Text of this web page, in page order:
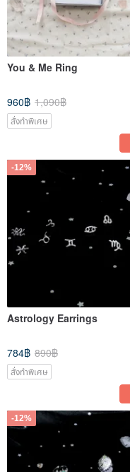
You & Me Ring
960฿ 1,090฿
สั่งทำพิเศษ
-12%
Astrology Earrings
784฿ 890฿
สั่งทำพิเศษ
-12%